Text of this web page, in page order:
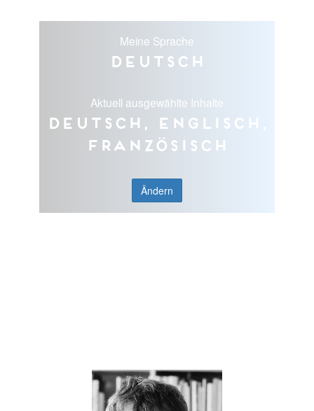
Meine Sprache
Deutsch
Aktuell ausgewählte Inhalte
Deutsch, Englisch,
Französisch
Ändern